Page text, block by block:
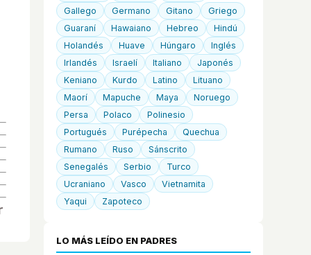
Gallego
Germano Gitano
Griego
Guaraní
Hawaiano Hebreo
Hindú
Holandés
Huave Húngaro
Inglés
Irlandés
Israelí Italiano
Japonés
Keniano
Kurdo Latino
Lituano
Maorí
Mapuche Maya
Noruego
Persa
Polaco
Polinesio
Portugués
Purépecha
Quechua
Rumano
Ruso
Sánscrito
Senegalés
Serbio
Turco
Ucraniano
Vasco
Vietnamita
Yaqui
Zapoteco
LO MÁS LEÍDO EN PADRES